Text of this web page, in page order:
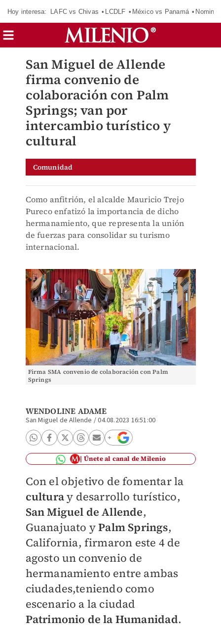
Hoy interesa: LAFC vs Chivas LCDLF México vs Panamá
San Miguel de Allende
firma convenio de
colaboración con Palm
Springs; van por
intercambio turístico y
cultural
Comunidad
Como anfitrión, el alcalde Mauricio Trejo
Pureco enfatizó la importancia de dicho
hermanamiento, que representa la unión
de fuerzas para consolidar su turismo
internacional.
Firma SMA convenio de colaboración con Palm
Springs
WENDOLINE ADAME
San Miguel de Allende /04.08.2023 16:51:00
Únete al canal de Milenio
Con el objetivo de fomentar la
culturay desarrollo turístico,
San Miguel de Allende,
Guanajuato yPalm Springs,
California, firmaron este 4 de
agosto un convenio de
hermanamiento entre ambas
ciudades,teniendo como
escenario a la ciudad
Patrimonio de la Humanidad.